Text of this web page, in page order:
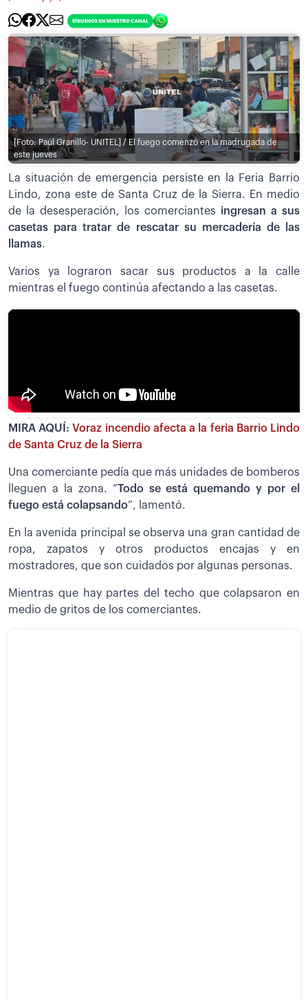
[Foto: Paúl Granillo- UNITEL] / El fuego comenzó en la madrugada de
este jueves
La situación de emergencia persiste en la Feria Barrio
Lindo, zona este de Santa Cruz de la Sierra. En medio
de la desesperación, los comerciantes ingresan a sus
casetas para tratar de rescatar su mercadería de las
llamas.
Varios ya lograron sacar sus productos a la calle
mientras el fuego continúa afectando a las casetas.
MIRA AQUÍ:Voraz incendio afecta a la feria Barrio Lindo
de Santa Cruz de la Sierra
Una comerciante pedía que más unidades de bomberos
lleguen a la zona. “Todo se está quemando y por el
fuego está colapsando”, lamentó.
En la avenida principal se observa una gran cantidad de
ropa, zapatos y otros productos encajas y en
mostradores, que son cuidados por algunas personas.
Mientras que hay partes del techo que colapsaron en
medio de gritos de los comerciantes.